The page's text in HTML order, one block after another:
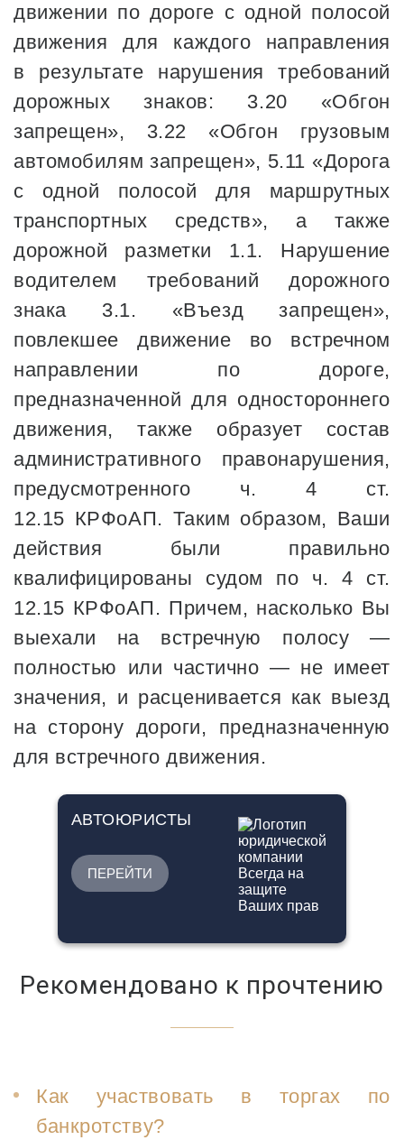
движении по дороге с одной полосой
движения для каждого направления
в результате нарушения требований
дорожных знаков: 3.20 «Обгон
запрещен», 3.22 «Обгон грузовым
автомобилям запрещен», 5.11 «Дорога
с одной полосой для маршрутных
транспортных средств», а также
дорожной разметки 1.1. Нарушение
водителем требований дорожного
знака 3.1. «Въезд запрещен»,
повлекшее движение во встречном
направлении по дороге,
предназначенной для одностороннего
движения, также образует состав
административного правонарушения,
предусмотренного ч. 4 ст.
12.15 КРФоАП. Таким образом, Ваши
действия были правильно
квалифицированы судом по ч. 4 ст.
12.15 КРФоАП. Причем, насколько Вы
выехали на встречную полосу —
полностью или частично — не имеет
значения, и расценивается как выезд
на сторону дороги, предназначенную
для встречного движения.
АВТОЮРИСТЫ
ПЕРЕЙТИ
Рекомендовано к прочтению
Как участвовать в торгах по
банкротству?